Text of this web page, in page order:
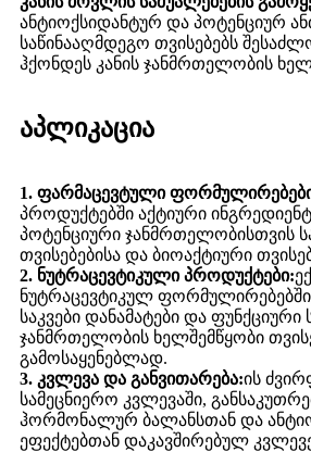
ანტიოქსიდანტურ და პოტენციურ
საწინააღმდეგო თვისებებს
ჰქონდეს კანის ჯანმრთელობის
აპლიკაცია
1. ფარმაცევტული
პროდუქტებში აქტიური
პოტენციური ჯანმრთელობისთვის
თვისებებისა და ბიოაქტიური
2. ნუტრაცევტიკული პროდუქტები:
ნუტრაცევტიკულ
საკვები დანამატები და ფუნქციური
ჯანმრთელობის ხელშემწყობი
გამოსაყენებლად.
3. კვლევა და განვითარება:ის
სამეცნიერო კვლევაში,
ჰორმონალურ ბალანსთან და
ეფექტებთან დაკავშირებულ